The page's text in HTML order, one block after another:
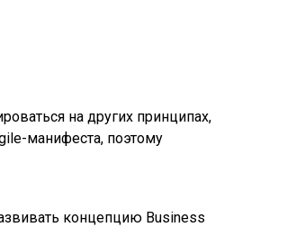
на других принципах,
манифеста, поэтому
концепцию Business